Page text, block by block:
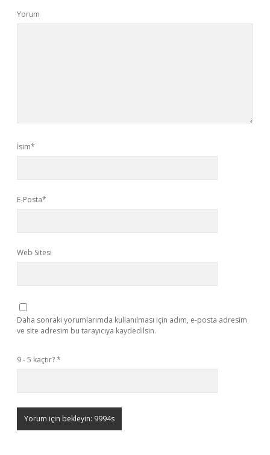
Yorum
İsim*
E-Posta*
Web Sitesi
Daha sonraki yorumlarımda kullanılması için adım, e-posta adresim
ve site adresim bu tarayıcıya kaydedilsin.
9 - 5 kaçtır?*